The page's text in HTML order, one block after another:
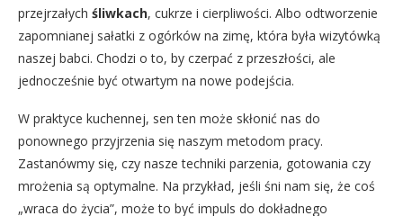
przejrzałych śliwkach, cukrze i cierpliwości. Albo odtworzenie
zapomnianej sałatki z ogórków na zimę, która była wizytówką
naszej babci. Chodzi o to, by czerpać z przeszłości, ale
jednocześnie być otwartym na nowe podejścia.
W praktyce kuchennej, sen ten może skłonić nas do
ponownego przyjrzenia się naszym metodom pracy.
Zastanówmy się, czy nasze techniki parzenia, gotowania czy
mrożenia są optymalne. Na przykład, jeśli śni nam się, że coś
„wraca do życia”, może to być impuls do dokładnego